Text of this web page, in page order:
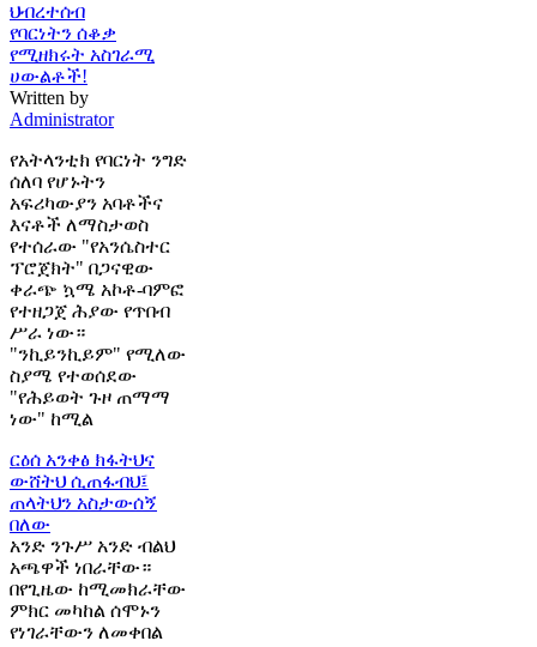
ህብረተሰብ
የባርነትን ሰቆቃ
የሚዘክሩት አስገራሚ
ሀውልቶች!
Written by
Administrator
የአትላንቲክ የባርነት ንግድ
ሰለባ የሆኑትን
አፍሪካውያን አባቶችና
እናቶች ለማስታወስ
የተሰራው "የአንሴስተር
ፕሮጀክት" በጋናዊው
ቀራጭ ኳሜ አኮቶ-ባምፎ
የተዘጋጀ ሕያው የጥበብ
ሥራ ነው።
"ንኪይንኪይም" የሚለው
ስያሜ የተወሰደው
"የሕይወት ጉዞ ጠማማ
ነው" ከሚል
ርዕሰ አንቀፅ ክፋትህና
ውሸትህ ሲጠፋብህ፤
ጠላትህን አስታውሰኝ
በለው
አንድ ንጉሥ አንድ ብልህ
አጫዋች ነበራቸው።
በየጊዜው ከሚመክራቸው
ምክር መካከል ሰሞኑን
የነገራቸውን ለመቀበል